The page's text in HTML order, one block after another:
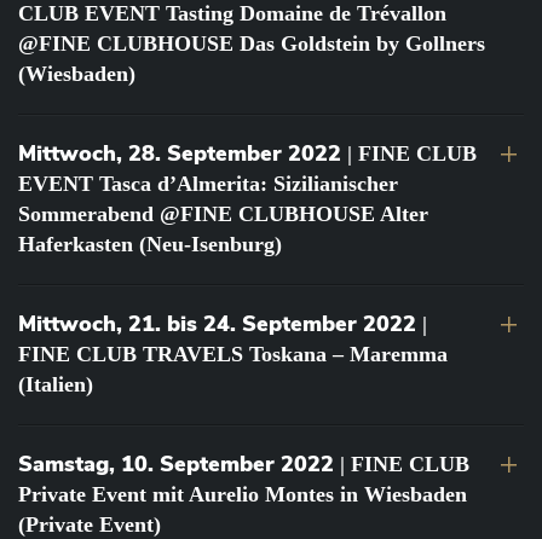
CLUB EVENT Tasting Domaine de Trévallon
@FINE CLUBHOUSE Das Goldstein by Gollners
(Wiesbaden)
Mittwoch, 28. September 2022 | FINE CLUB
EVENT Tasca d’Almerita: Sizilianischer
Sommerabend @FINE CLUBHOUSE Alter
Haferkasten (Neu-Isenburg)
Mittwoch, 21. bis 24. September 2022 |
FINE CLUB TRAVELS Toskana – Maremma
(Italien)
Samstag, 10. September 2022 | FINE CLUB
Private Event mit Aurelio Montes in Wiesbaden
(Private Event)